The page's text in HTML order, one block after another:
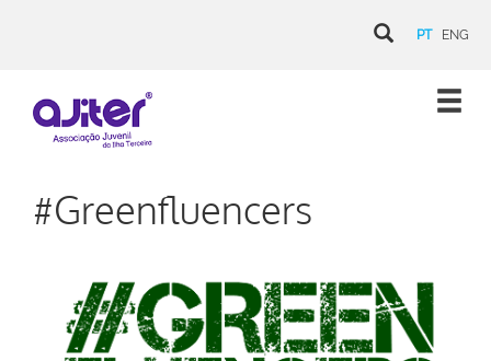
PT ENG
#Greenfluencers